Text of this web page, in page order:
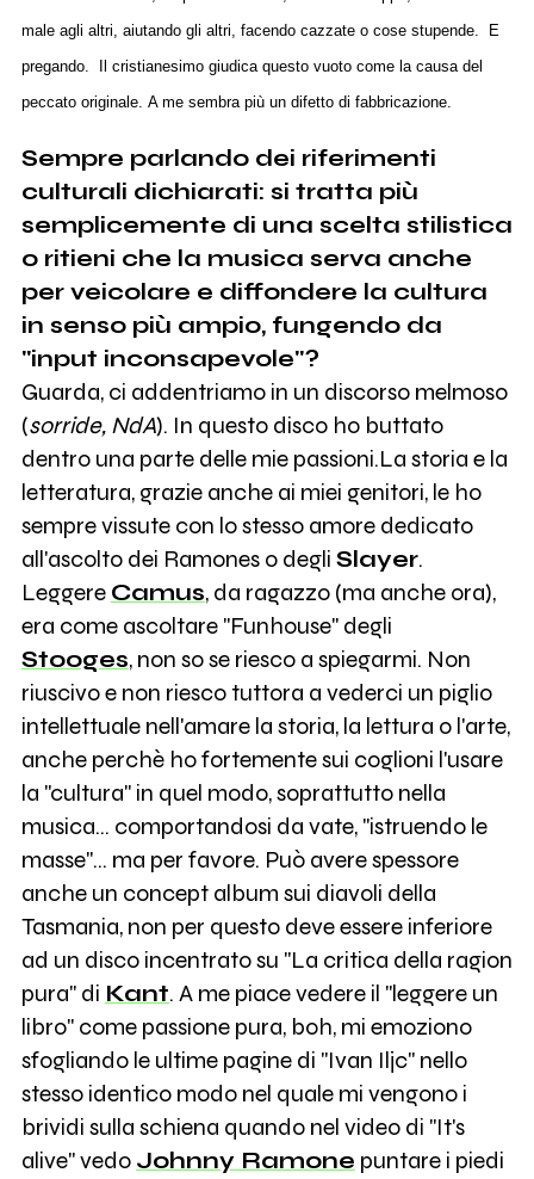
male agli altri, aiutando gli altri, facendo cazzate o cose stupende. E
pregando. Il cristianesimo giudica questo vuoto come la causa del
peccato originale. A me sembra più un difetto di fabbricazione.
Sempre parlando dei riferimenti
culturali dichiarati: si tratta più
semplicemente di una scelta stilistica
o ritieni che la musica serva anche
per veicolare e diffondere la cultura
in senso più ampio, fungendo da
"input inconsapevole"?
Guarda, ci addentriamo in un discorso melmoso
(sorride, NdA). In questo disco ho buttato
dentro una parte delle mie passioni.La storia e la
letteratura, grazie anche ai miei genitori, le ho
sempre vissute con lo stesso amore dedicato
all'ascolto dei Ramones o degli Slayer.
Leggere Camus, da ragazzo (ma anche ora),
era come ascoltare "Funhouse" degli
Stooges, non so se riesco a spiegarmi. Non
riuscivo e non riesco tuttora a vederci un piglio
intellettuale nell'amare la storia, la lettura o l'arte,
anche perchè ho fortemente sui coglioni l'usare
la "cultura" in quel modo, soprattutto nella
musica... comportandosi da vate, "istruendo le
masse"... ma per favore. Può avere spessore
anche un concept album sui diavoli della
Tasmania, non per questo deve essere inferiore
ad un disco incentrato su "La critica della ragion
pura" di Kant. A me piace vedere il "leggere un
libro" come passione pura, boh, mi emoziono
sfogliando le ultime pagine di "Ivan Iljc" nello
stesso identico modo nel quale mi vengono i
brividi sulla schiena quando nel video di "It's
alive" vedo Johnny Ramone puntare i piedi